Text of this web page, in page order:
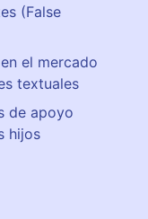
(False
el mercado
textuales
de apoyo
hijos